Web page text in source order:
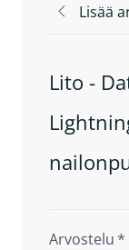
Lisää
Lito -
Arvostelu *